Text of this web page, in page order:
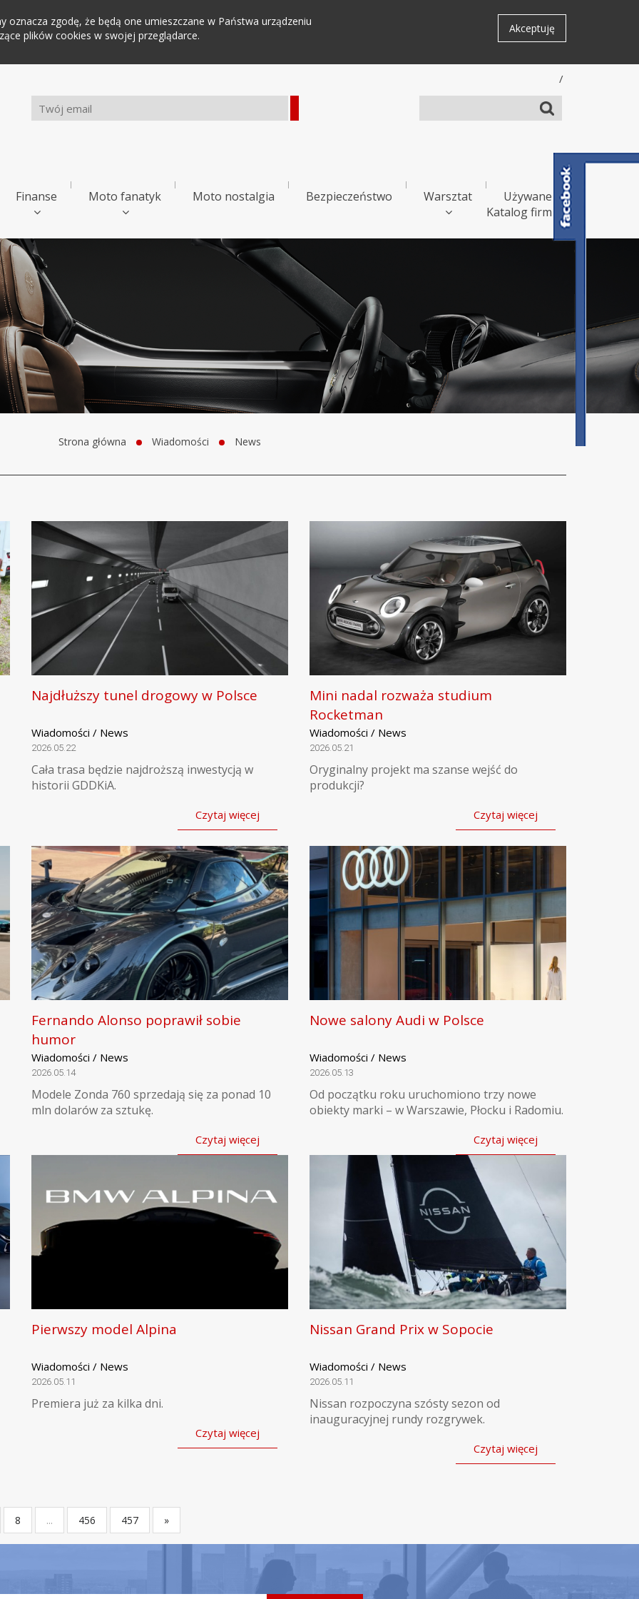
oznacza zgodę, że będą one umieszczane w Państwa urządzeniu
plików cookies w swojej przeglądarce.
Akceptuję
/
Finanse Moto fanatyk Moto nostalgia Bezpieczeństwo Warsztat
Używane
Katalog firm
Strona główna Wiadomości News
Najdłuższy tunel drogowy w Polsce
Wiadomości / News
2026.05.22
Cała trasa będzie najdroższą inwestycją w
historii GDDKiA.
Czytaj więcej
Mini nadal rozważa studium
Rocketman
Wiadomości / News
2026.05.21
Oryginalny projekt ma szanse wejść do
produkcji?
Czytaj więcej
Fernando Alonso poprawił sobie
humor
Wiadomości / News
2026.05.14
Modele Zonda 760 sprzedają się za ponad 10
mln dolarów za sztukę.
Czytaj więcej
Nowe salony Audi w Polsce
Wiadomości / News
2026.05.13
Od początku roku uruchomiono trzy nowe
obiekty marki – w Warszawie, Płocku i Radomiu.
Czytaj więcej
Pierwszy model Alpina
Wiadomości / News
2026.05.11
Premiera już za kilka dni.
Czytaj więcej
Nissan Grand Prix w Sopocie
Wiadomości / News
2026.05.11
Nissan rozpoczyna szósty sezon od
inauguracyjnej rundy rozgrywek.
Czytaj więcej
8 ... 456 457 »